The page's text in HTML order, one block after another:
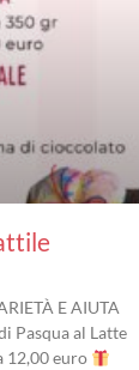
E AIUTA
Pasqua al Latte
12,00 euro